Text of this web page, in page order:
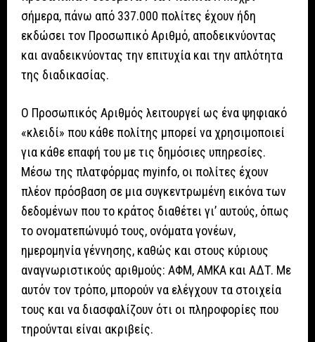
σήμερα, πάνω από 337.000 πολίτες έχουν ήδη
εκδώσει τον Προσωπικό Αριθμό, αποδεικνύοντας
και αναδεικνύοντας την επιτυχία και την απλότητα
της διαδικασίας.
Ο Προσωπικός Αριθμός λειτουργεί ως ένα ψηφιακό
«κλειδί» που κάθε πολίτης μπορεί να χρησιμοποιεί
για κάθε επαφή του με τις δημόσιες υπηρεσίες.
Μέσω της πλατφόρμας myinfo, οι πολίτες έχουν
πλέον πρόσβαση σε μια συγκεντρωμένη εικόνα των
δεδομένων που το κράτος διαθέτει γι’ αυτούς, όπως
το ονοματεπώνυμό τους, ονόματα γονέων,
ημερομηνία γέννησης, καθώς και στους κύριους
αναγνωριστικούς αριθμούς: ΑΦΜ, ΑΜΚΑ και ΑΔΤ. Με
αυτόν τον τρόπο, μπορούν να ελέγχουν τα στοιχεία
τους και να διασφαλίζουν ότι οι πληροφορίες που
τηρούνται είναι ακριβείς.